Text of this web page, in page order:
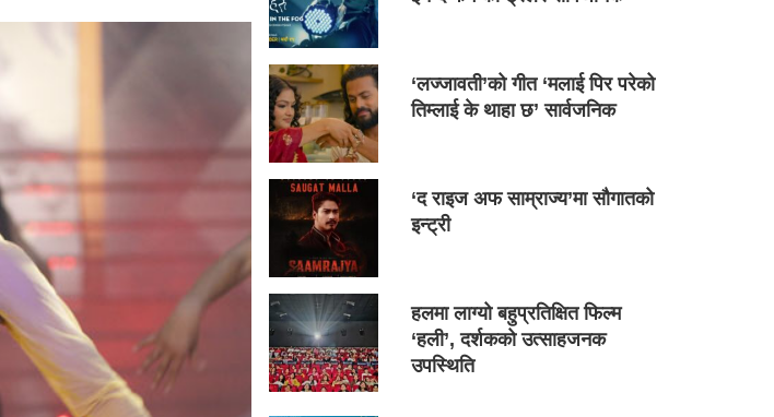
‘लज्जावती’को गीत ‘मलाई पिर परेको
तिम्लाई के थाहा छ’ सार्वजनिक
‘द राइज अफ साम्राज्य’मा सौगातको
इन्ट्री
हलमा लाग्यो बहुप्रतिक्षित फिल्म
‘हली’, दर्शकको उत्साहजनक
उपस्थिति